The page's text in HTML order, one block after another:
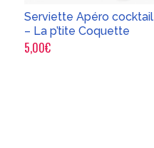
Serviette Apéro cocktail
– La p’tite Coquette
5,00€